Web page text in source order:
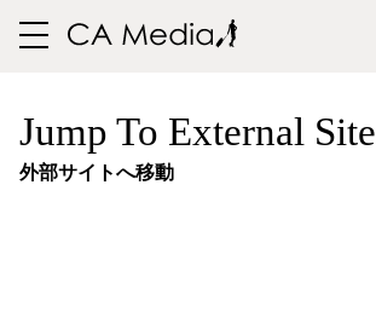
toggle
Jump To External Site
外部サイトへ移動